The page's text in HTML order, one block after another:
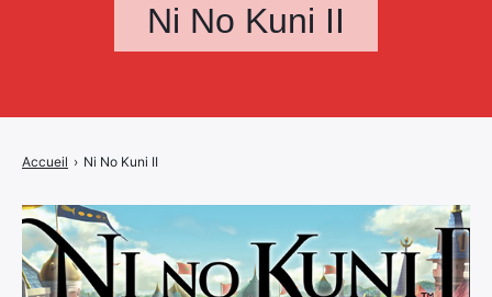
Ni No Kuni II
Accueil › Ni No Kuni II